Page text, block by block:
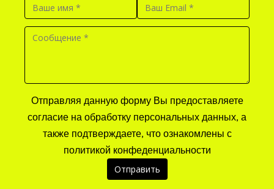
Отправляя данную форму Вы предоставляете
согласие на обработку персональных данных, а
также подтверждаете, что ознакомлены с
политикой конфеденциальности